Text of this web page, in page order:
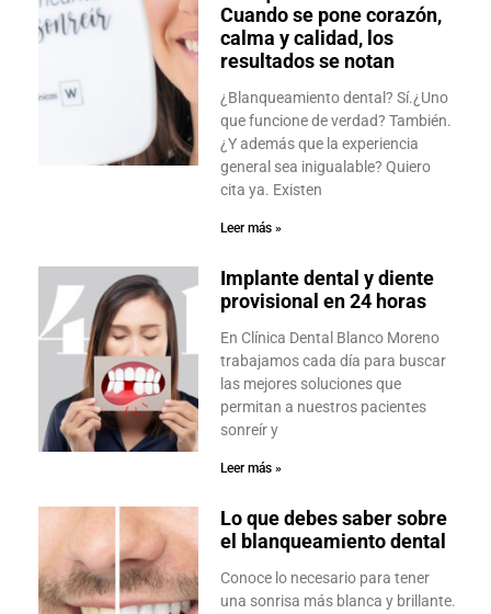
Cuando se pone corazón,
calma y calidad, los
resultados se notan
¿Blanqueamiento dental? Sí.¿Uno
que funcione de verdad? También.
¿Y además que la experiencia
general sea inigualable? Quiero
cita ya. Existen
Leer más »
Implante dental y diente
provisional en 24 horas
En Clínica Dental Blanco Moreno
trabajamos cada día para buscar
las mejores soluciones que
permitan a nuestros pacientes
sonreír y
Leer más »
Lo que debes saber sobre
el blanqueamiento dental
Conoce lo necesario para tener
una sonrisa más blanca y brillante.